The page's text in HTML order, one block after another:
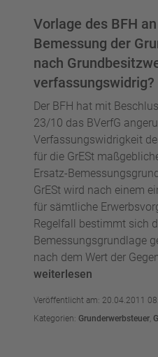
Vorlage des BFH
Bemessung der
nach
verfassungswidrig?
Der BFH hat mit
23/10 das BVerfG
Verfassungswidrigkeit
für die GrESt
Ersatz-
GrESt wird nach einem
für sämtliche
Regelfall bestimmt sich
Bemessungsgrundlage
nach dem Wert der
weiterlesen
Veröffentlicht am: 20.04.2011
Kategorien: Grunderwerbsteuer,